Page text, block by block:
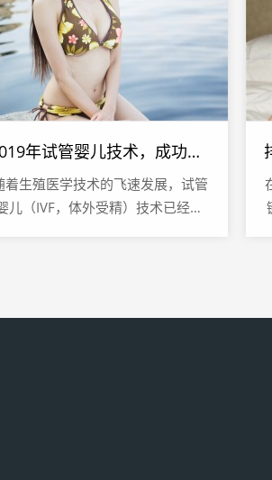
2019年试管婴儿技术，成功率的新突破
着生殖医学技术的飞速发展，试管
儿（IVF，体外受精）技术已经成